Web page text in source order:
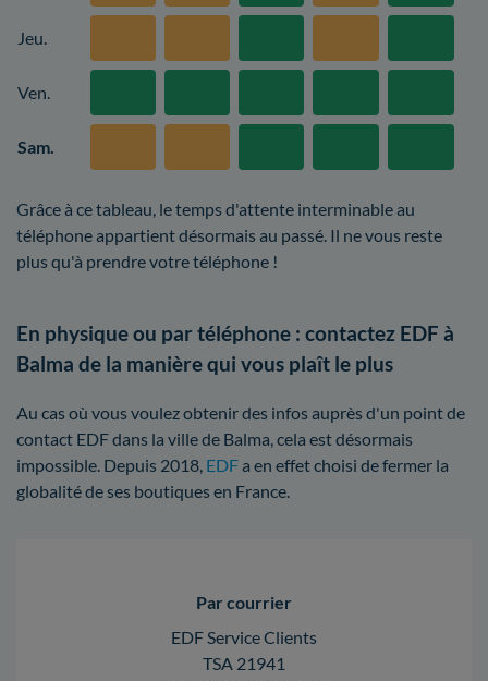
Jeu.
Ven.
Sam.
Grâce à ce tableau, le temps d'attente interminable au
téléphone appartient désormais au passé. Il ne vous reste
plus qu'à prendre votre téléphone !
En physique ou par téléphone : contactez EDF à
Balma de la manière qui vous plaît le plus
Au cas où vous voulez obtenir des infos auprès d'un point de
contact EDF dans la ville de Balma, cela est désormais
impossible. Depuis 2018, EDFa en effet choisi de fermer la
globalité de ses boutiques en France.
Par courrier
EDF Service Clients
TSA 21941